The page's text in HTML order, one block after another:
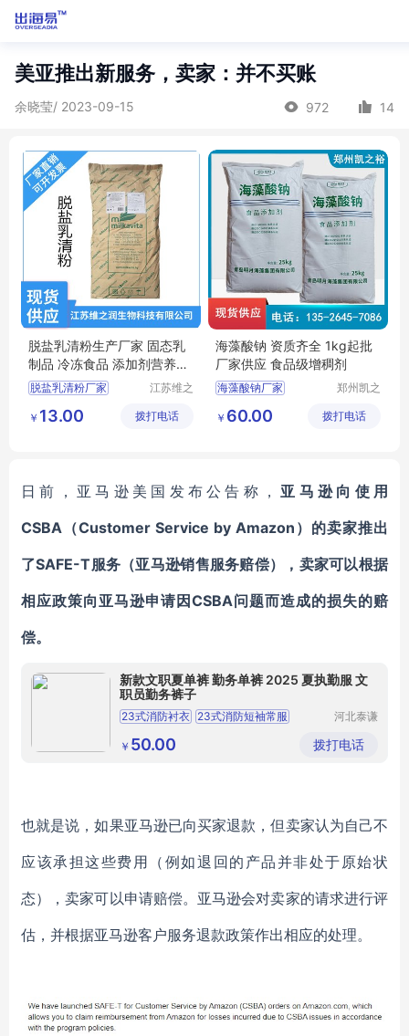
美亚推出新服务，卖家：并不买账
余晓莹/ 2023-09-15 972 14
脱盐乳清粉生产厂家 固态乳
制品 冷冻食品 添加剂营养强
化剂
脱盐乳清粉厂家
脱盐乳清粉营养强化剂
江苏维之
技有限公
￥ 13.00 拨打电话
海藻酸钠 资质齐全 1kg起批
厂家供应 食品级增稠剂
海藻酸钠厂家
海藻酸钠价格
郑州凯之
加剂有限
￥ 60.00 拨打电话
日前，亚马逊美国发布公告称，亚马逊向使用
CSBA（Customer Service by Amazon）的卖家推出
了SAFE-T服务（亚马逊销售服务赔偿），卖家可以根据
相应政策向亚马逊申请因 CSBA问题而造成的损失的赔
偿。
新款文职夏单裤 勤务单裤 2025 夏执勤服 文
职员勤务裤子
23式消防衬衣 23式消防短袖常服
23式消防夏常服
河北泰谦
公司
￥ 50.00 拨打电话
也就是说，如果亚马逊已向买家退款，但卖家认为自己不
应该承担这些费用 （ 例如退回的产品并非处于原始状
态），卖家可以申请赔偿。亚马逊会对卖家的请求进行评
估，并根据亚马逊客户服务退款政策作出相应的处理。